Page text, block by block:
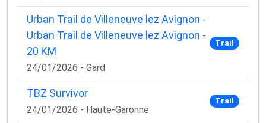
Urban Trail de Villeneuve lez Avignon -
Urban Trail de Villeneuve lez Avignon -
20 KM
24/01/2026 - Gard
Trail
TBZ Survivor
24/01/2026 - Haute-Garonne
Trail